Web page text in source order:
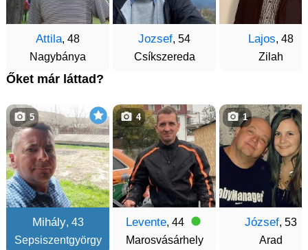
Attila, 48
Nagybánya
Jozsef, 54
Csíkszereda
Lajos, 48
Zilah
Őket már láttad?
Mihály, 43
Sepsiszentgyörgy
5
Levente, 44
Marosvásárhely
4
József, 53
Arad
1